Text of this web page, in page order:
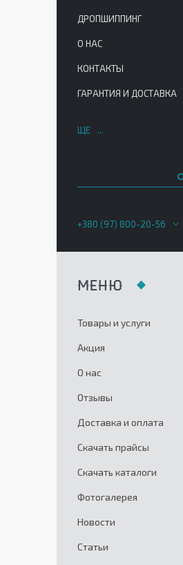
ДРОПШИППИНГ
О НАС
КОНТАКТЫ
ГАРАНТИЯ И ДОСТАВКА
ЩЕ
+380 (97) 800-20-56
Товары и услуги
Акция
О нас
Отзывы
Доставка и оплата
Скачать прайсы
Скачать каталоги
Фотогалерея
Новости
Статьи